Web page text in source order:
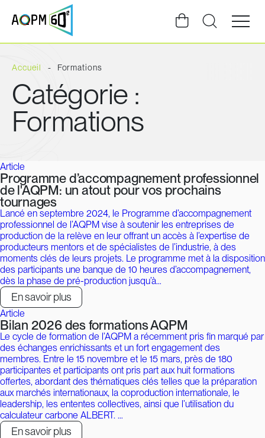
Ouvrir
la
du
Accueil Formations
Catégorie :
Formations
Article
Programme d’accompagnement professionnel
de l'AQPM: un atout pour vos prochains
tournages
Lancé en septembre 2024, le Programme d’accompagnement
professionnel de l’AQPM vise à soutenir les entreprises de
production de la relève en leur offrant un accès à l’expertise de
producteurs mentors et de spécialistes de l’industrie, à des
moments clés de leurs projets. Le programme met à la disposition
des participants une banque de 10 heures d’accompagnement,
dès la phase de pré-production jusqu’à…
En savoir plus
Article
Bilan 2026 des formations AQPM
Le cycle de formation de l’AQPM a récemment pris fin marqué par
des échanges enrichissants et un fort engagement des
membres. Entre le 15 novembre et le 15 mars, près de 180
participantes et participants ont pris part aux huit formations
offertes, abordant des thématiques clés telles que la préparation
aux marchés internationaux, la coproduction internationale, le
leadership, les ententes collectives, ainsi que l’utilisation du
calculateur carbone ALBERT. …
En savoir plus